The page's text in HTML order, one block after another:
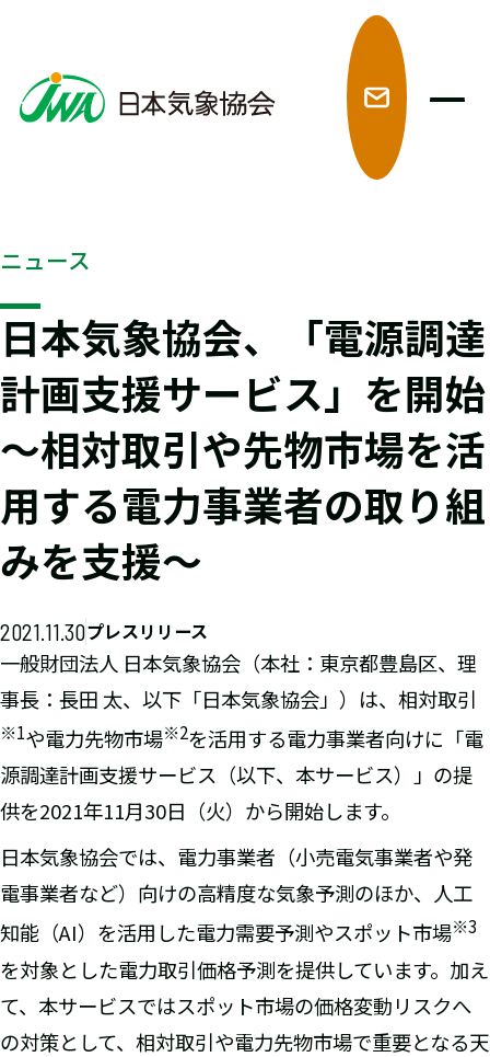
ニュース
日本気象協会、「電源調達
計画支援サービス」を開始
～相対取引や先物市場を活
用する電力事業者の取り組
みを支援～
2021.11.30プレスリリース
一般財団法人 日本気象協会（本社：東京都豊島区、理
事長：長田 太、以下「日本気象協会」）は、相対取引
※1や電力先物市場※2を活用する電力事業者向けに「電
源調達計画支援サービス（以下、本サービス）」の提
供を2021年11月30日（火）から開始します。
日本気象協会では、電力事業者（小売電気事業者や発
電事業者など）向けの高精度な気象予測のほか、人工
知能（AI）を活用した電力需要予測やスポット市場※3
を対象とした電力取引価格予測を提供しています。加え
て、本サービスではスポット市場の価格変動リスクへ
の対策として、相対取引や電力先物市場で重要となる天